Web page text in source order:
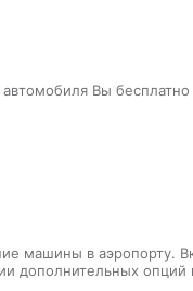
автомобиля Вы
машины в аэропорту.
дополнительных опций